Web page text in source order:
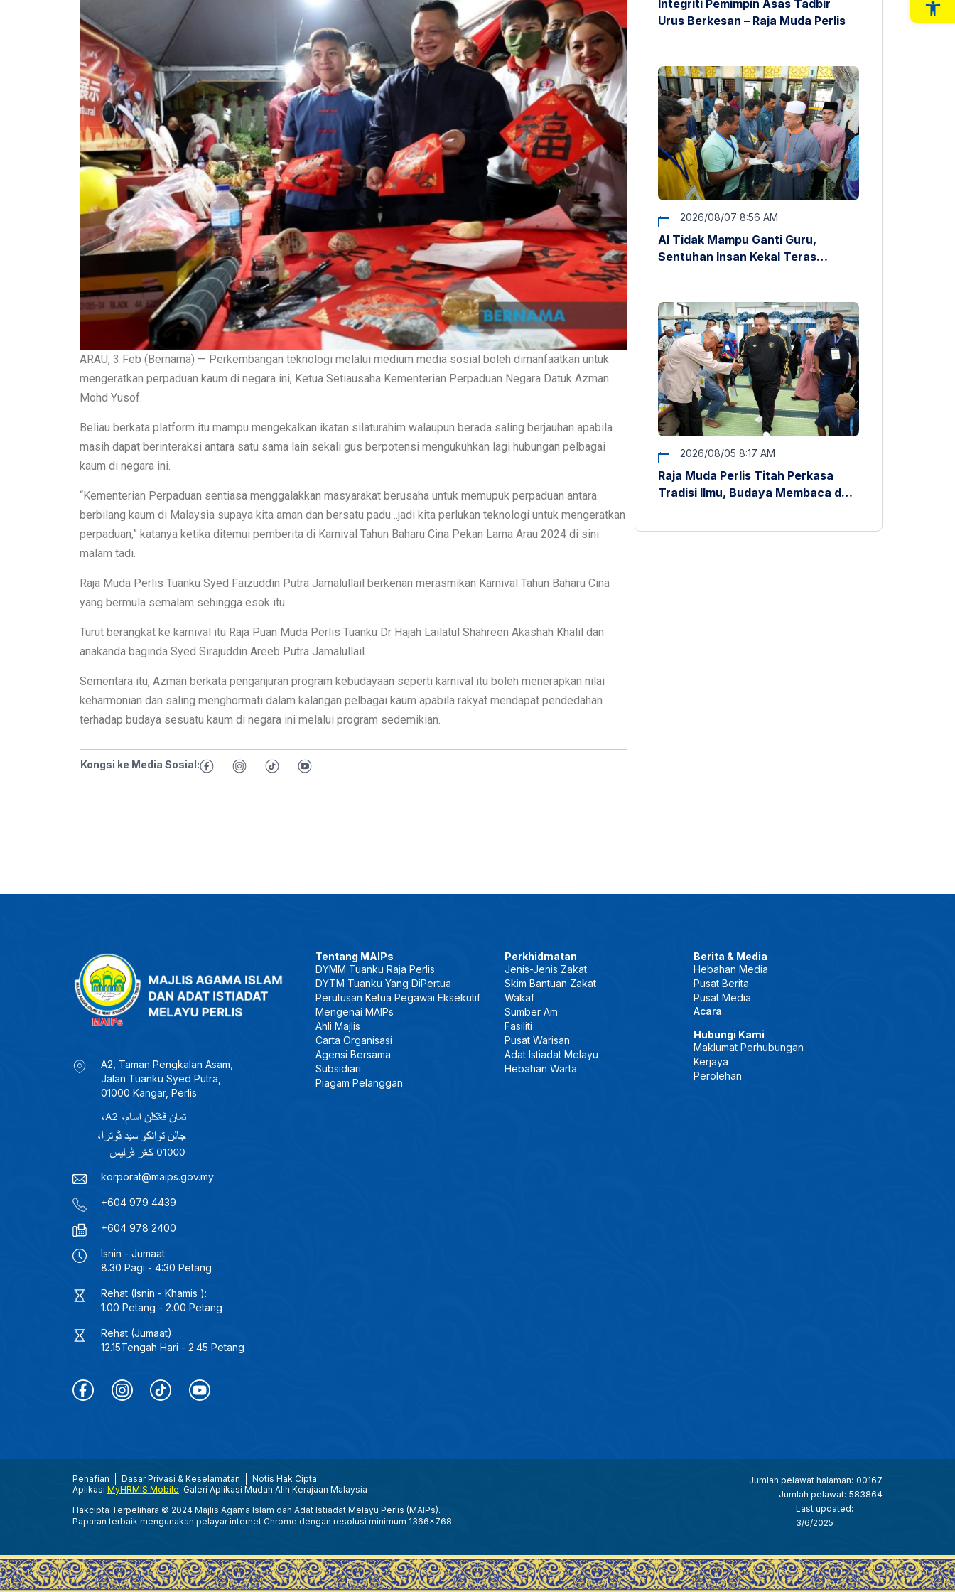
ARAU, 3 Feb (Bernama) — Perkembangan teknologi melalui medium media sosial boleh dimanfaatkan untuk
mengeratkan perpaduan kaum di negara ini, Ketua Setiausaha Kementerian Perpaduan Negara Datuk Azman
Mohd Yusof.
Beliau berkata platform itu mampu mengekalkan ikatan silaturahim walaupun berada saling berjauhan apabila
masih dapat berinteraksi antara satu sama lain sekali gus berpotensi mengukuhkan lagi hubungan pelbagai
kaum di negara ini.
“Kementerian Perpaduan sentiasa menggalakkan masyarakat berusaha untuk memupuk perpaduan antara
berbilang kaum di Malaysia supaya kita aman dan bersatu padu…jadi kita perlukan teknologi untuk mengeratkan
perpaduan,” katanya ketika ditemui pemberita di Karnival Tahun Baharu Cina Pekan Lama Arau 2024 di sini
malam tadi.
Raja Muda Perlis Tuanku Syed Faizuddin Putra Jamalullail berkenan merasmikan Karnival Tahun Baharu Cina
yang bermula semalam sehingga esok itu.
Turut berangkat ke karnival itu Raja Puan Muda Perlis Tuanku Dr Hajah Lailatul Shahreen Akashah Khalil dan
anakanda baginda Syed Sirajuddin Areeb Putra Jamalullail.
Sementara itu, Azman berkata penganjuran program kebudayaan seperti karnival itu boleh menerapkan nilai
keharmonian dan saling menghormati dalam kalangan pelbagai kaum apabila rakyat mendapat pendedahan
terhadap budaya sesuatu kaum di negara ini melalui program sedemikian.
Kongsi ke Media Sosial:
Integriti Pemimpin Asas Tadbir
Urus Berkesan – Raja Muda Perlis
2026/08/07 8:56 AM
AI Tidak Mampu Ganti Guru,
Sentuhan Insan Kekal Teras
2026/08/05 8:17 AM
Raja Muda Perlis Titah Perkasa
Tradisi Ilmu, Budaya Membaca dan
A2, Taman Pengkalan Asam,
Jalan Tuanku Syed Putra,
01000 Kangar, Perlis
korporat@maips.gov.my
+604 979 4439
+604 978 2400
Isnin - Jumaat:
8.30 Pagi - 4:30 Petang
Rehat (Isnin - Khamis ):
1.00 Petang - 2.00 Petang
Rehat (Jumaat):
12.15Tengah Hari - 2.45 Petang
Tentang MAIPs
DYMM Tuanku Raja Perlis
DYTM Tuanku Yang DiPertua
Perutusan Ketua Pegawai Eksekutif
Mengenai MAIPs
Ahli Majlis
Carta Organisasi
Agensi Bersama
Subsidiari
Piagam Pelanggan
Perkhidmatan
Jenis-Jenis Zakat
Skim Bantuan Zakat
Wakaf
Sumber Am
Fasiliti
Pusat Warisan
Adat Istiadat Melayu
Hebahan Warta
Berita & Media
Hebahan Media
Pusat Berita
Pusat Media
Acara
Hubungi Kami
Maklumat Perhubungan
Kerjaya
Perolehan
Penafian Dasar Privasi & Keselamatan
Notis Hak Cipta
Aplikasi MyHRMIS Mobile: Galeri Aplikasi Mudah Alih Kerajaan Malaysia
Hakcipta Terpelihara © 2024 Majlis Agama Islam dan Adat Istiadat Melayu Perlis (MAIPs).
Paparan terbaik mengunakan pelayar internet Chrome dengan resolusi minimum 1366x768.
Jumlah pelawat halaman: 00167
Jumlah pelawat: 583864
Last updated:
3/6/2025